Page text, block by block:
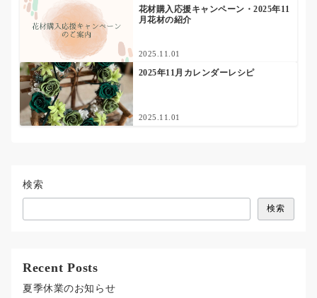
花材購入応援キャンペーン・2025年11
月花材の紹介
2025.11.01
2025年11月カレンダーレシピ
2025.11.01
検索
検索
Recent Posts
夏季休業のお知らせ